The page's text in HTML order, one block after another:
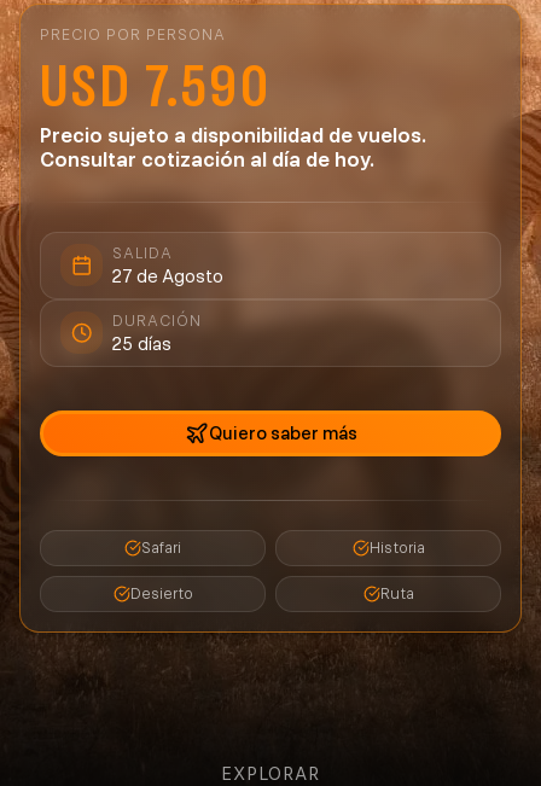
PRECIO POR PERSONA
USD 7.590
Precio sujeto a disponibilidad de vuelos.
Consultar cotización al día de hoy.
SALIDA
27 de Agosto
DURACIÓN
25 días
Quiero saber más
Safari Historia
Desierto Ruta
EXPLORAR